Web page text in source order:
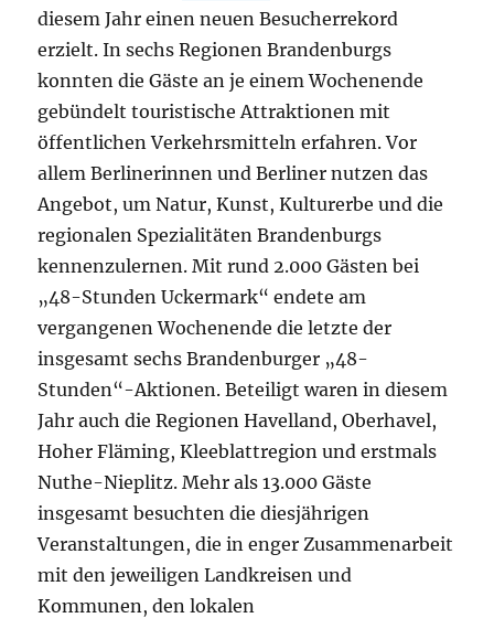
diesem Jahr einen neuen Besucherrekord
erzielt. In sechs Regionen Brandenburgs
konnten die Gäste an je einem Wochenende
gebündelt touristische Attraktionen mit
öffentlichen Verkehrsmitteln erfahren. Vor
allem Berlinerinnen und Berliner nutzen das
Angebot, um Natur, Kunst, Kulturerbe und die
regionalen Spezialitäten Brandenburgs
kennenzulernen. Mit rund 2.000 Gästen bei
„48-Stunden Uckermark“ endete am
vergangenen Wochenende die letzte der
insgesamt sechs Brandenburger „48-
Stunden“-Aktionen. Beteiligt waren in diesem
Jahr auch die Regionen Havelland, Oberhavel,
Hoher Fläming, Kleeblattregion und erstmals
Nuthe-Nieplitz. Mehr als 13.000 Gäste
insgesamt besuchten die diesjährigen
Veranstaltungen, die in enger Zusammenarbeit
mit den jeweiligen Landkreisen und
Kommunen, den lokalen